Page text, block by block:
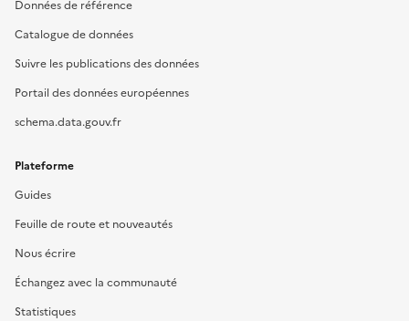
Données de référence
Catalogue de données
Suivre les publications des données
Portail des données européennes
schema.data.gouv.fr
Plateforme
Guides
Feuille de route et nouveautés
Nous écrire
Échangez avec la communauté
Statistiques